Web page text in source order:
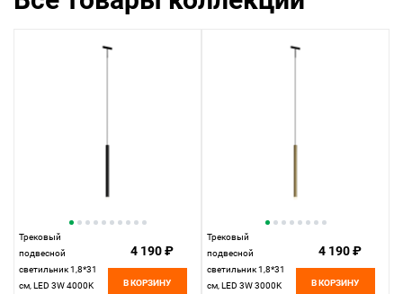
Трековый
подвесной
светильник 1,8*31
см, LED 3W 4000K
4 190 ₽
В КОРЗИНУ
Трековый
подвесной
светильник 1,8*31
см, LED 3W 3000K
4 190 ₽
В КОРЗИНУ